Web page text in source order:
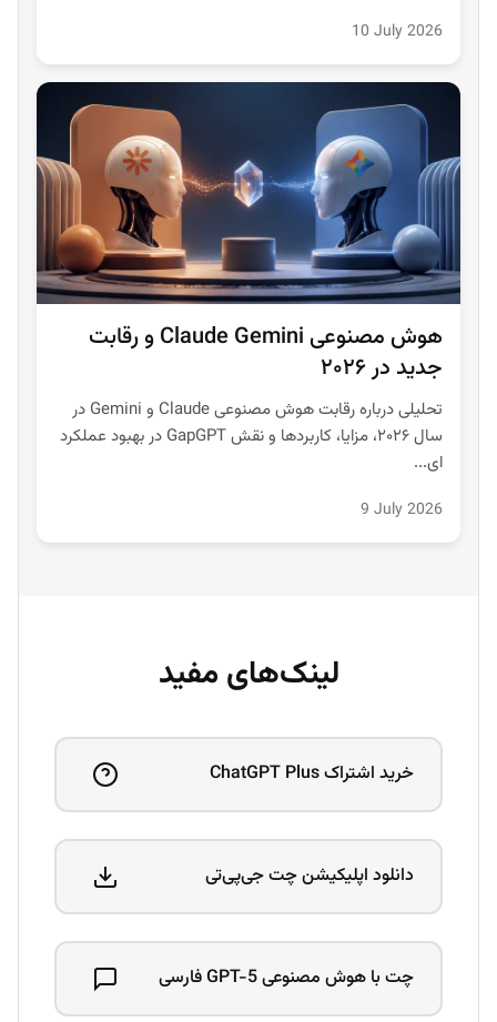
10 July 2026
هوش مصنوعی Claude Gemini و رقابت
جدید در ۲۰۲۶
تحلیلی درباره رقابت هوش مصنوعی Claude و Gemini در
سال ۲۰۲۶، مزایا، کاربردها و نقش GapGPT در بهبود عملکرد
ای...
9 July 2026
لینک‌های مفید
خرید اشتراک ChatGPT Plus
دانلود اپلیکیشن چت جی‌پی‌تی
چت با هوش مصنوعی GPT-5 فارسی